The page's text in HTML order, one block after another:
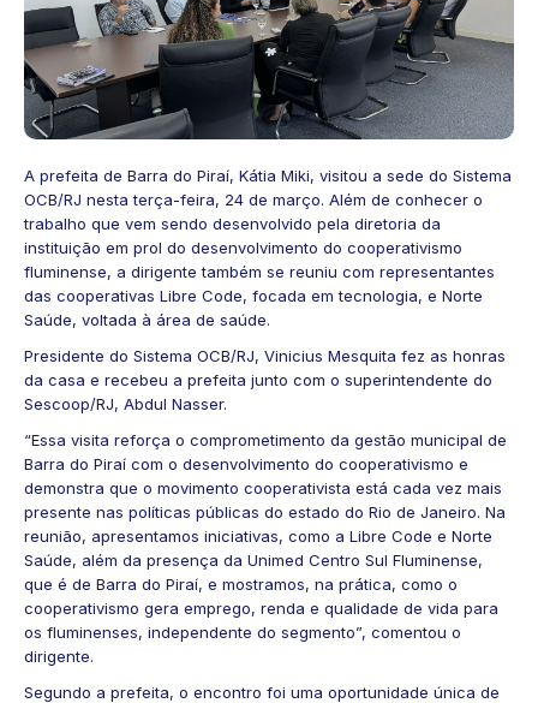
A prefeita de Barra do Piraí, Kátia Miki, visitou a sede do Sistema
OCB/RJ nesta terça-feira, 24 de março. Além de conhecer o
trabalho que vem sendo desenvolvido pela diretoria da
instituição em prol do desenvolvimento do cooperativismo
fluminense, a dirigente também se reuniu com representantes
das cooperativas Libre Code, focada em tecnologia, e Norte
Saúde, voltada à área de saúde.
Presidente do Sistema OCB/RJ, Vinicius Mesquita fez as honras
da casa e recebeu a prefeita junto com o superintendente do
Sescoop/RJ, Abdul Nasser.
“Essa visita reforça o comprometimento da gestão municipal de
Barra do Piraí com o desenvolvimento do cooperativismo e
demonstra que o movimento cooperativista está cada vez mais
presente nas políticas públicas do estado do Rio de Janeiro. Na
reunião, apresentamos iniciativas, como a Libre Code e Norte
Saúde, além da presença da Unimed Centro Sul Fluminense,
que é de Barra do Piraí, e mostramos, na prática, como o
cooperativismo gera emprego, renda e qualidade de vida para
os fluminenses, independente do segmento”, comentou o
dirigente.
Segundo a prefeita, o encontro foi uma oportunidade única de